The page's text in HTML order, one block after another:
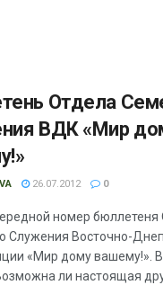
Отдела
ВДК «Мир
26.07.2012 0
номер бюллетеня
Служения Восточно-
«Мир дому вашему!».
ли настоящая